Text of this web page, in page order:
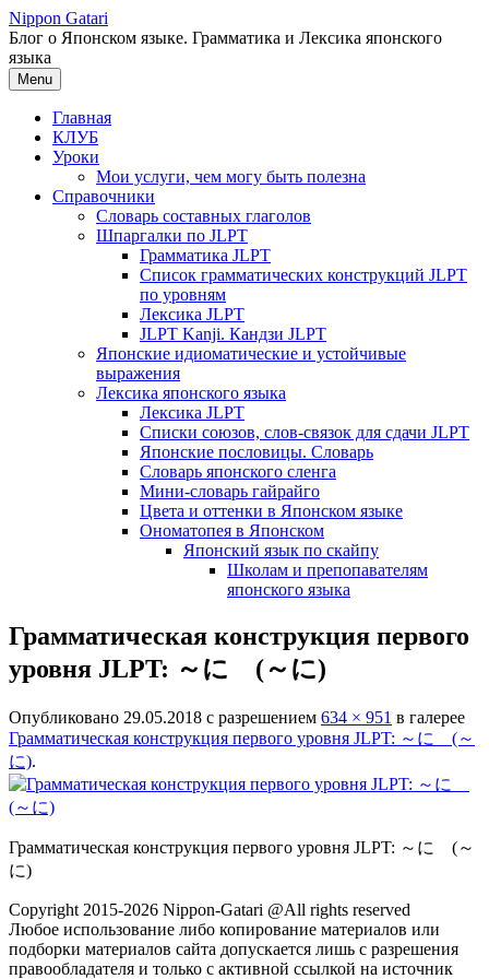
Перейти
к
содержимому
Nippon Gatari
Блог о Японском языке. Грамматика и Лексика японского
языка
Menu
Главная
КЛУБ
Уроки
Мои услуги, чем могу быть полезна
Справочники
Словарь составных глаголов
Шпаргалки по JLPT
Грамматика JLPT
Список грамматических конструкций JLPT
по уровням
Лексика JLPT
JLPT Kanji. Кандзи JLPT
Японские идиоматические и устойчивые
выражения
Лексика японского языка
Лексика JLPT
Списки союзов, слов-связок для сдачи JLPT
Японские пословицы. Словарь
Словарь японского сленга
Мини-словарь гайрайго
Цвета и оттенки в Японском языке
Ономатопея в Японском
Японский язык по скайпу
Школам и препопавателям
японского языка
Грамматическая конструкция первого
уровня JLPT: ～に (～に)
Опубликовано 29.05.2018 с разрешением 634 × 951 в галерее
Грамматическая конструкция первого уровня JLPT: ～に (～
に).
Грамматическая конструкция первого уровня JLPT: ～に (～
に)
Copyright 2015-2026 Nippon-Gatari @All rights reserved
Любое использование либо копирование материалов или
подборки материалов сайта допускается лишь с разрешения
правообладателя и только с активной ссылкой на источник